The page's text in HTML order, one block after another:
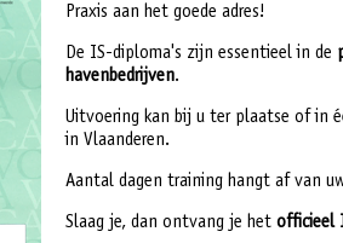
Praxis aan het goede adres!
De IS-diploma's zijn essentieel in de
havenbedrijven.
Uitvoering kan bij u ter plaatse of in
in Vlaanderen.
Aantal dagen training hangt af van
Slaag je, dan ontvang je hetofficieel